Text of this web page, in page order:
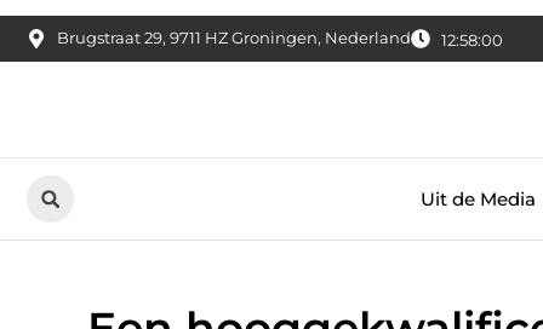
Brugstraat 29, 9711 HZ Groningen, Nederland